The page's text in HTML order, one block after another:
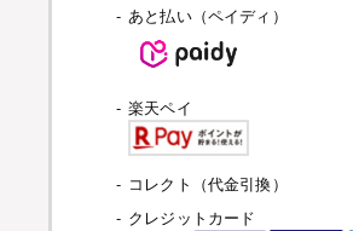
- あと払い（ペイディ）
- 楽天ペイ
- コレクト（代金引換）
- クレジットカード